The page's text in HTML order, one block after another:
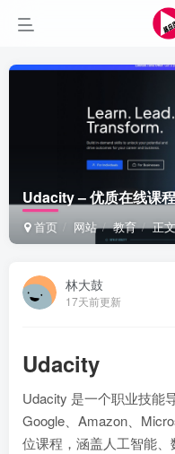
Udacity – 优质在线课
首页 网站 教育 正文
林大鼓
17天前更新
Udacity
Udacity 是一个职业技能
Google、Amazon、
位课程，涵盖人工智能